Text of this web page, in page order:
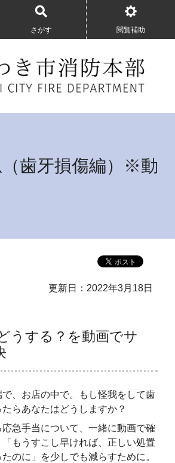
さがす 閲覧補助
歯牙損傷編）※動
更新日：2022年3月18日
うする？を動画でサ
、お店の中で。もし怪我をして歯
らあなたはどうしますか？
急手当について、一緒に動画で確
もうすこし早ければ、正しい処置
のに」を少しでも減らすために。